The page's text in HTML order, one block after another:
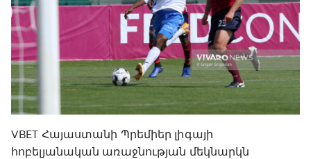
VBET Հայաստանի Պրեմիեր լիգայի
հոբելյանական առաջնության մեկնարկն